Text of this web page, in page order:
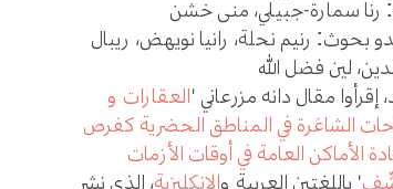
رنا سمارة-جبيلي، منى خشن
بحوث: رنيم نحلة، رانيا نويهض، ريبال
لين فضل الله
إقرأوا مقال دانه مزرعاني "العقارات و
الشاغرة في المناطق الحضرية كفرص
الأماكن العامة في أوقات الأزمات
" باللغتين العربية والإنكليزية، الذي نشر